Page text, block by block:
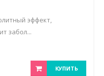
эффект,
забол...
КУПИТЬ